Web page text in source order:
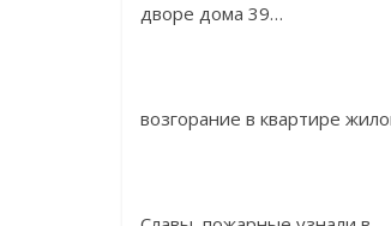
дворе дома 39…
возгорание в квартире